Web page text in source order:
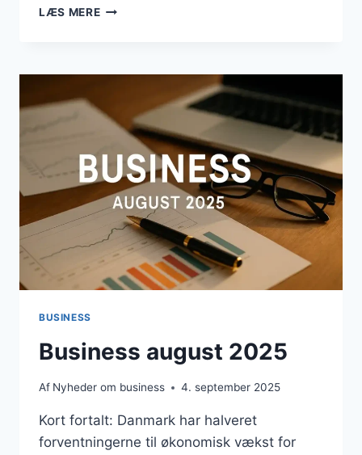
LÆS MEREBUSINESS
BUSINESS
Business august 2025
Af Nyheder om business 4. september 2025
Kort fortalt: Danmark har halveret
forventningerne til økonomisk vækst for